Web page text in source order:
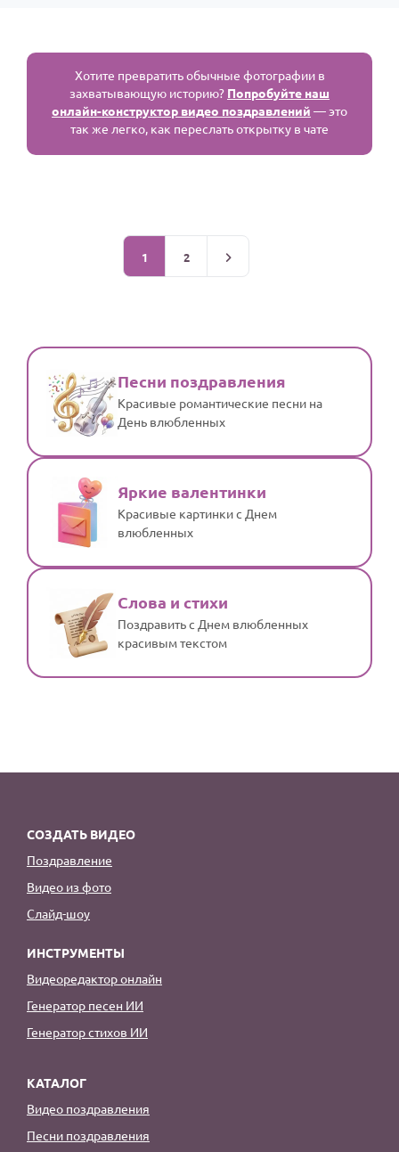
Хотите превратить обычные фотографии в
захватывающую историю? Попробуйте наш
онлайн-конструктор видео поздравлений — это
так же легко, как переслать открытку в чате
1 2
Песни поздравления
Красивые романтические песни на
День влюбленных
Яркие валентинки
Красивые картинки с Днем
влюбленных
Слова и стихи
Поздравить с Днем влюбленных
красивым текстом
СОЗДАТЬ ВИДЕО
Поздравление
Видео из фото
Слайд-шоу
ИНСТРУМЕНТЫ
Видеоредактор онлайн
Генератор песен ИИ
Генератор стихов ИИ
КАТАЛОГ
Видео поздравления
Песни поздравления